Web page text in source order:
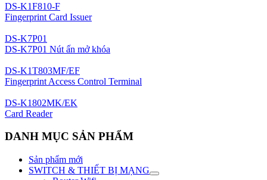
DS-K1F810-F
Fingerprint Card Issuer
DS-K7P01
DS-K7P01 Nút ấn mở khóa
DS-K1T803MF/EF
Fingerprint Access Control Terminal
DS-K1802MK/EK
Card Reader
DANH MỤC SẢN PHẨM
Sản phẩm mới
SWITCH & THIẾT BỊ MẠNG